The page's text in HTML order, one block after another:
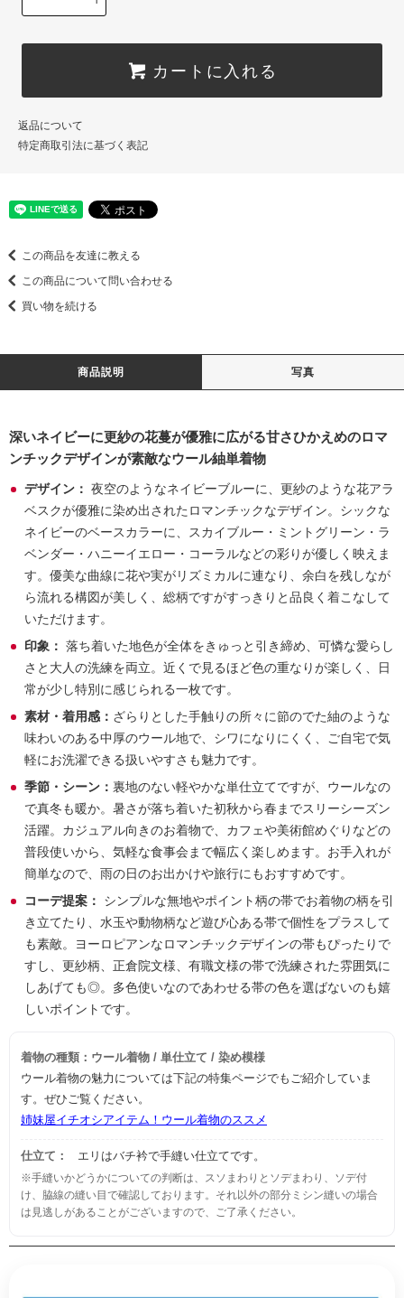
カートに入れる
返品について
特定商取引法に基づく表記
この商品を友達に教える
この商品について問い合わせる
買い物を続ける
商品説明 写真
深いネイビーに更紗の花蔓が優雅に広がる甘さひかえめのロマ
ンチックデザインが素敵なウール紬単着物
デザイン： 夜空のようなネイビーブルーに、更紗のような花アラ
ベスクが優雅に染め出されたロマンチックなデザイン。シックな
ネイビーのベースカラーに、スカイブルー・ミントグリーン・ラ
ベンダー・ハニーイエロー・コーラルなどの彩りが優しく映えま
す。優美な曲線に花や実がリズミカルに連なり、余白を残しなが
ら流れる構図が美しく、総柄ですがすっきりと品良く着こなして
いただけます。
印象： 落ち着いた地色が全体をきゅっと引き締め、可憐な愛らし
さと大人の洗練を両立。近くで見るほど色の重なりが楽しく、日
常が少し特別に感じられる一枚です。
素材・着用感： ざらりとした手触りの所々に節のでた紬のような
味わいのある中厚のウール地で、シワになりにくく、ご自宅で気
軽にお洗濯できる扱いやすさも魅力です。
季節・シーン： 裏地のない軽やかな単仕立てですが、ウールなの
で真冬も暖か。暑さが落ち着いた初秋から春までスリーシーズン
活躍。カジュアル向きのお着物で、カフェや美術館めぐりなどの
普段使いから、気軽な食事会まで幅広く楽しめます。お手入れが
簡単なので、雨の日のお出かけや旅行にもおすすめです。
コーデ提案：
シンプルな無地やポイント柄の帯でお着物の柄を引
き立てたり、水玉や動物柄など遊び心ある帯で個性をプラスして
も素敵。ヨーロピアンなロマンチックデザインの帯もぴったりで
すし、更紗柄、正倉院文様、有職文様の帯で洗練された雰囲気に
しあげても◎。多色使いなのであわせる帯の色を選ばないのも嬉
しいポイントです。
着物の種類：ウール着物 / 単仕立て / 染め模様
ウール着物の魅力については下記の特集ページでもご紹介していま
す。ぜひご覧ください。
姉妹屋イチオシアイテム！ウール着物のススメ
仕立て： エリはバチ衿で手縫い仕立てです。
※手縫いかどうかについての判断は、スソまわりとソデまわり、ソデ付
け、脇線の縫い目で確認しております。それ以外の部分ミシン縫いの場合
は見逃しがあることがございますので、ご了承ください。